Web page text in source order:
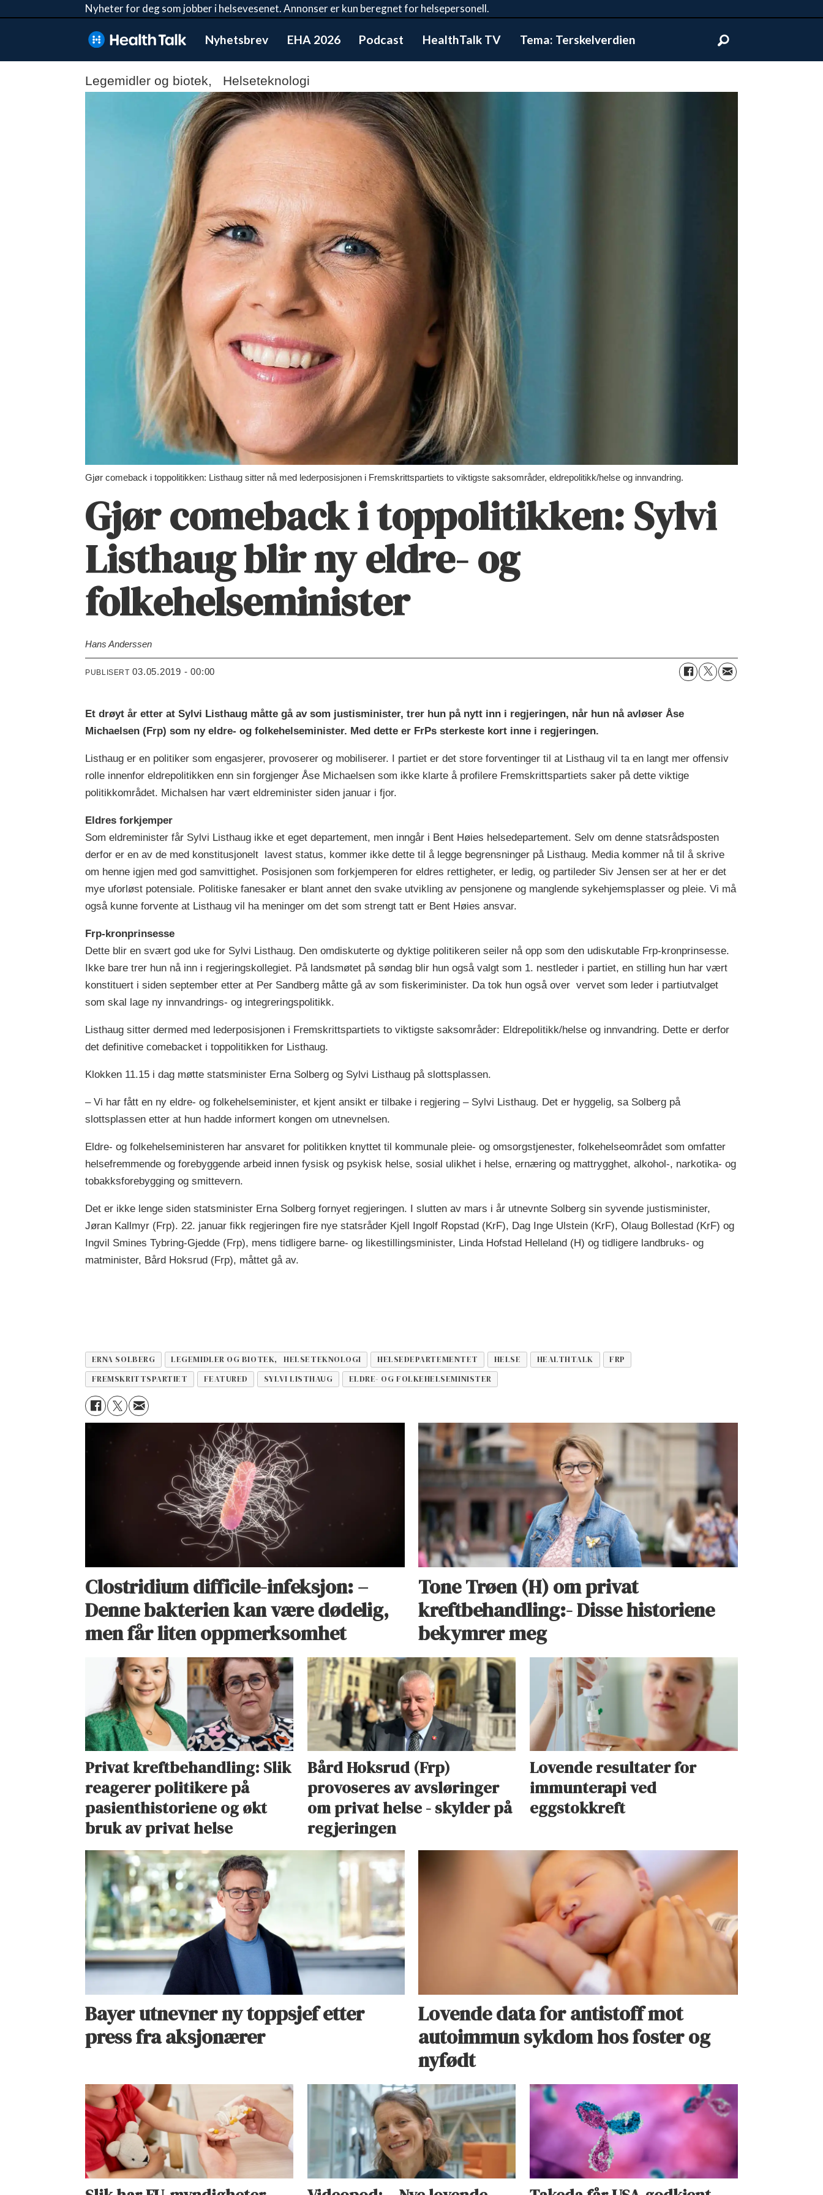
Nyheter for deg som jobber i helsevesenet. Annonser er kun beregnet for helsepersonell.
Nyhetsbrev EHA 2026 Podcast HealthTalk TV Tema: Terskelverdien
Legemidler og biotek, Helseteknologi
Gjør comeback i toppolitikken: Listhaug sitter nå med lederposisjonen i Fremskrittspartiets to viktigste saksområder, eldrepolitikk/helse og innvandring.
Gjør comeback i toppolitikken: Sylvi
Listhaug blir ny eldre- og
folkehelseminister
Hans Anderssen
PUBLISERT 03.05.2019 - 00:00
Et drøyt år etter at Sylvi Listhaug måtte gå av som justisminister, trer hun på nytt inn i regjeringen, når hun nå avløser Åse
Michaelsen (Frp) som ny eldre- og folkehelseminister. Med dette er FrPs sterkeste kort inne i regjeringen.
Listhaug er en politiker som engasjerer, provoserer og mobiliserer. I partiet er det store forventinger til at Listhaug vil ta en langt mer offensiv
rolle innenfor eldrepolitikken enn sin forgjenger Åse Michaelsen som ikke klarte å profilere Fremskrittspartiets saker på dette viktige
politikkområdet. Michalsen har vært eldreminister siden januar i fjor.
Eldres forkjemper
Som eldreminister får Sylvi Listhaug ikke et eget departement, men inngår i Bent Høies helsedepartement. Selv om denne statsrådsposten
derfor er en av de med konstitusjonelt lavest status, kommer ikke dette til å legge begrensninger på Listhaug. Media kommer nå til å skrive
om henne igjen med god samvittighet. Posisjonen som forkjemperen for eldres rettigheter, er ledig, og partileder Siv Jensen ser at her er det
mye uforløst potensiale. Politiske fanesaker er blant annet den svake utvikling av pensjonene og manglende sykehjemsplasser og pleie. Vi må
også kunne forvente at Listhaug vil ha meninger om det som strengt tatt er Bent Høies ansvar.
Frp-kronprinsesse
Dette blir en svært god uke for Sylvi Listhaug. Den omdiskuterte og dyktige politikeren seiler nå opp som den udiskutable Frp-kronprinsesse.
Ikke bare trer hun nå inn i regjeringskollegiet. På landsmøtet på søndag blir hun også valgt som 1. nestleder i partiet, en stilling hun har vært
konstituert i siden september etter at Per Sandberg måtte gå av som fiskeriminister. Da tok hun også over vervet som leder i partiutvalget
som skal lage ny innvandrings- og integreringspolitikk.
Listhaug sitter dermed med lederposisjonen i Fremskrittspartiets to viktigste saksområder: Eldrepolitikk/helse og innvandring. Dette er derfor
det definitive comebacket i toppolitikken for Listhaug.
Klokken 11.15 i dag møtte statsminister Erna Solberg og Sylvi Listhaug på slottsplassen.
– Vi har fått en ny eldre- og folkehelseminister, et kjent ansikt er tilbake i regjering – Sylvi Listhaug. Det er hyggelig, sa Solberg på
slottsplassen etter at hun hadde informert kongen om utnevnelsen.
Eldre- og folkehelseministeren har ansvaret for politikken knyttet til kommunale pleie- og omsorgstjenester, folkehelseområdet som omfatter
helsefremmende og forebyggende arbeid innen fysisk og psykisk helse, sosial ulikhet i helse, ernæring og mattrygghet, alkohol-, narkotika- og
tobakksforebygging og smittevern.
Det er ikke lenge siden statsminister Erna Solberg fornyet regjeringen. I slutten av mars i år utnevnte Solberg sin syvende justisminister,
Jøran Kallmyr (Frp). 22. januar fikk regjeringen fire nye statsråder Kjell Ingolf Ropstad (KrF), Dag Inge Ulstein (KrF), Olaug Bollestad (KrF) og
Ingvil Smines Tybring-Gjedde (Frp), mens tidligere barne- og likestillingsminister, Linda Hofstad Helleland (H) og tidligere landbruks- og
matminister, Bård Hoksrud (Frp), måttet gå av.
ERNA SOLBERG LEGEMIDLER OG BIOTEK, HELSETEKNOLOGI HELSEDEPARTEMENTET HELSE HEALTHTALK
FRP
FREMSKRITTSPARTIET
FEATURED SYLVI LISTHAUG ELDRE- OG FOLKEHELSEMINISTER
Clostridium difficile-infeksjon: –
Denne bakterien kan være dødelig,
men får liten oppmerksomhet
Tone Trøen (H) om privat
kreftbehandling:- Disse historiene
bekymrer meg
Privat kreftbehandling: Slik
reagerer politikere på
pasienthistoriene og økt
bruk av privat helse
Bård Hoksrud (Frp)
provoseres av avsløringer
om privat helse - skylder på
regjeringen
Lovende resultater for
immunterapi ved
eggstokkreft
Bayer utnevner ny toppsjef etter
press fra aksjonærer
Lovende data for antistoff mot
autoimmun sykdom hos foster og
nyfødt